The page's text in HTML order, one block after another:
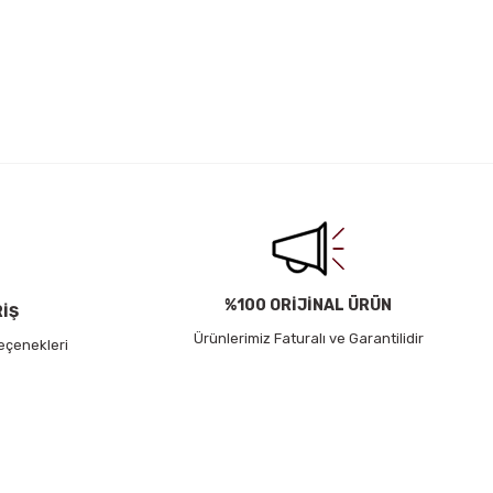
%100 ORİJİNAL ÜRÜN
Ürünlerimiz Faturalı ve Garantilidir